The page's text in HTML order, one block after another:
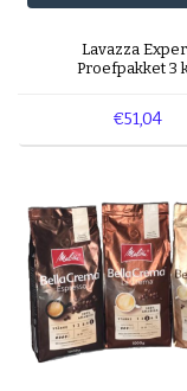
Lavazza
Proefpakket 3
€51,04